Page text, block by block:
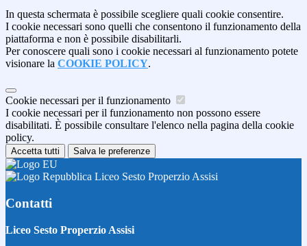
In questa schermata è possibile scegliere quali cookie consentire.
I cookie necessari sono quelli che consentono il funzionamento della
piattaforma e non è possibile disabilitarli.
Per conoscere quali sono i cookie necessari al funzionamento potete
visionare la COOKIE POLICY.
Cookie necessari per il funzionamento
I cookie necessari per il funzionamento non possono essere
disabilitati. È possibile consultare l'elenco nella pagina della cookie
policy.
Accetta tutti Salva le preferenze
Liceo Sesto Properzio Assisi
Contatti
Liceo Sesto Properzio Assisi